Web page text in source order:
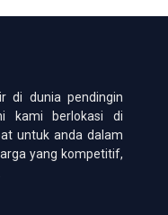
di dunia pendingin
kami berlokasi di
untuk anda dalam
yang kompetitif,